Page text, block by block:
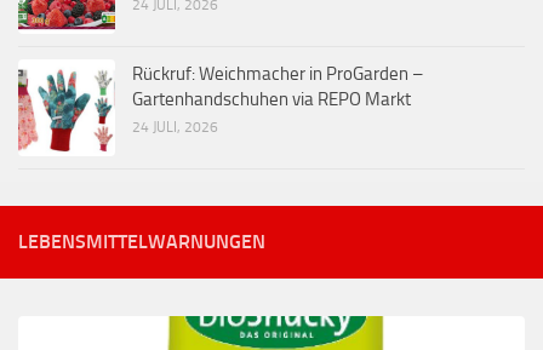
24 JULI, 2026
Rückruf: Weichmacher in ProGarden –
Gartenhandschuhen via REPO Markt
24 JULI, 2026
LEBENSMITTELWARNUNGEN